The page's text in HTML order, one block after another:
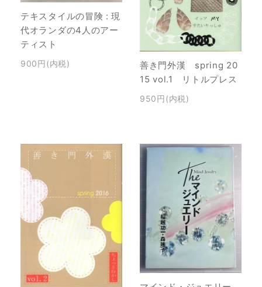
テキスタイルの冒険 : 現
代オランダの4人のアー
ティスト
900円(内税)
善き門外漢 spring 20
15 vol.1 リトルプレス
950円(内税)